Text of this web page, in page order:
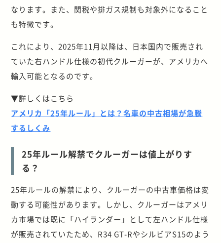
なります。また、関税や排ガス規制も対象外になること
も特徴です。
これにより、2025年11月以降は、日本国内で販売され
ていた右ハンドル仕様の初代クルーガーが、アメリカへ
輸入可能となるのです。
▼詳しくはこちら
アメリカ「25年ルール」とは？名車の中古相場が急騰
するしくみ
25年ルール解禁でクルーガーは値上がりす
る？
25年ルールの解禁により、クルーガーの中古車価格は変
動する可能性があります。しかし、クルーガーはアメリ
カ市場では既に「ハイランダー」として左ハンドル仕様
が販売されていたため、R34 GT-RやシルビアS15のよう